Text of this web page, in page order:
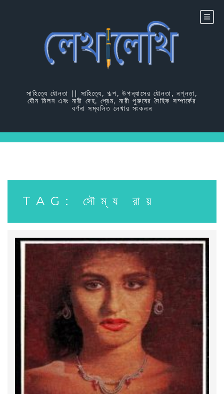
সাহিত্যে যৌনতা || সাহিত্যে, গল্প, উপন্যাসের যৌনতা, নগ্নতা,
যৌন মিলন এবং নারী দেহ, প্রেম, নারী পুরুষের দৈহিক সম্পার্কের
বর্ণনা সম্বলিত লেখার সংকলন
TAG: সৌম্য রায়